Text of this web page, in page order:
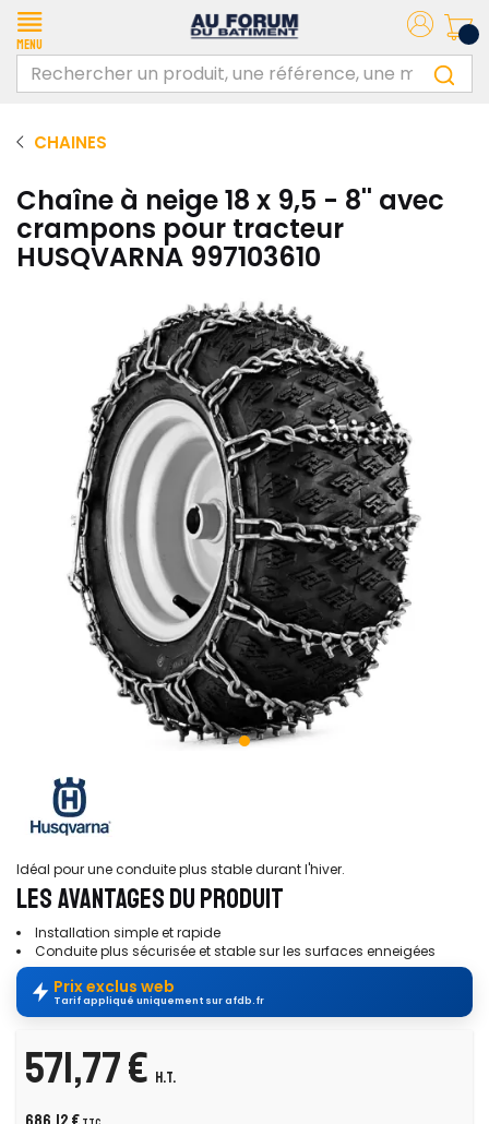
Menu
CHAINES
Chaîne à neige 18 x 9,5 - 8'' avec
crampons pour tracteur
HUSQVARNA 997103610
Idéal pour une conduite plus stable durant l'hiver.
LES AVANTAGES DU PRODUIT
Installation simple et rapide
Conduite plus sécurisée et stable sur les surfaces enneigées
Prix exclus web
Tarif appliqué uniquement sur afdb.fr
571,77 € H.T.